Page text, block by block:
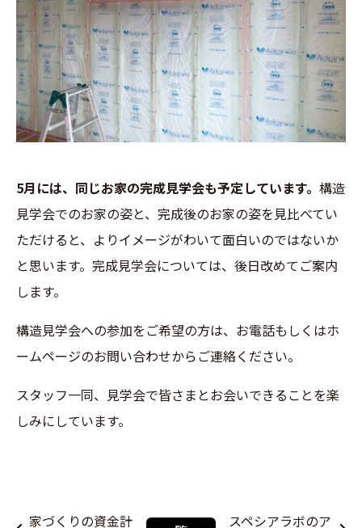
5月には、同じお家の完成見学会も予定しています。 構造
見学会でのお家の姿と、完成後のお家の姿を見比べてい
ただけると、よりイメージがわいて面白いのではないか
と思います。完成見学会については、後日改めてご案内
します。
構造見学会への参加をご希望の方は、お電話もしくはホ
ームページのお問い合わせからご連絡ください。
スタッフ一同、見学会で皆さまとお会いできることを楽
しみにしています。
家づくりの資金計
スペシアラボのア